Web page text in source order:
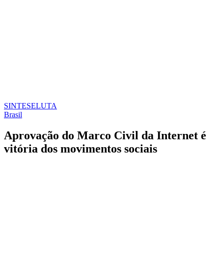
SINTESELUTA
Brasil
Aprovação do Marco Civil da Internet é
vitória dos movimentos sociais